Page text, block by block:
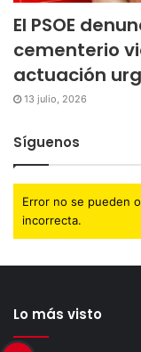
El PSOE
cementerio
actuación
13 julio, 2026
Síguenos
Error no se pueden
incorrecta.
Lo más visto